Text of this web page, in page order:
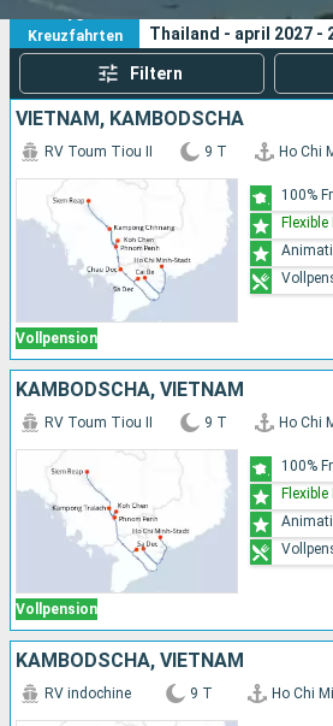
Suchen
18
Kreuzfahrten
Ihre Suchkriterien:
Thailand - april 2027 -
Filtern
VIETNAM, KAMBODSCHA
Vollpension
RV Toum Tiou II 9 T Ho Chi
100%
KAMBODSCHA, VIETNAM
Vollpension
RV Toum Tiou II 9 T Ho Chi
100%
KAMBODSCHA, VIETNAM
RV indochine 9 T Ho Chi